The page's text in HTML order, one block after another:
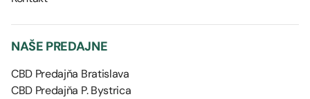
NAŠE PREDAJNE
CBD Predajňa Bratislava
CBD Predajňa P. Bystrica